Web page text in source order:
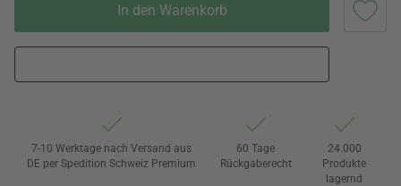
In den Warenkorb
7-10 Werktage nach Versand aus
DE per Spedition Schweiz Premium
60 Tage
Rückgaberecht
24.000
Produkte
lagernd